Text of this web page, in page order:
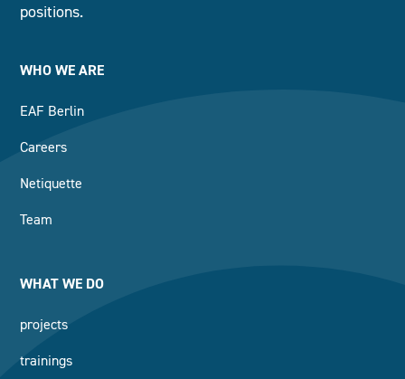
positions.
WHO WE ARE
EAF Berlin
Careers
Netiquette
Team
WHAT WE DO
projects
trainings